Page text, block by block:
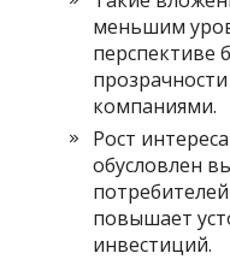
меньшим
перспективе
компаниями.
Рост
обусловлен
повышает
инвестиций.